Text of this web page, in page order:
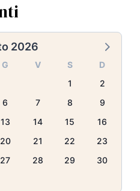
2026
G V S
D
1
2
6 7 8
9
13 14 15
16
20 21 22
23
27 28 29
30